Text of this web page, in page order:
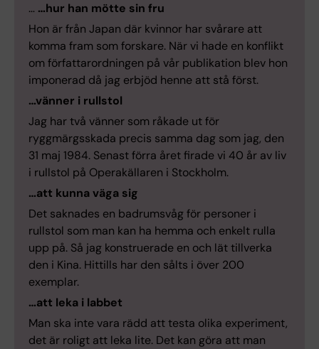
… …hur han mötte sin fru
Hon är från Japan där kvinnor har svårare att
komma fram som forskare. När vi hade en konflikt
om författarordningen på vår publikation blev hon
imponerad då jag erbjöd henne att stå först.
…vänner i rullstol
Jag har två vänner som råkade ut för
ryggmärgsskada precis samma dag som jag, den
31 maj 1984. Senast förra året firade vi 40 år av liv
i rullstol på Operakällaren i Stockholm.
…att kunna väga sig
Det saknades en badrumsvåg för personer i
rullstol som man kan ha hemma och enkelt rulla
upp på. Så jag konstruerade en och lät tillverka
den i Kina. Hittills har den sålts i över 200
exemplar.
…att leka i labbet
Man ska inte vara rädd att testa olika experiment,
det är roligt att leka lite. Det kan göra att man